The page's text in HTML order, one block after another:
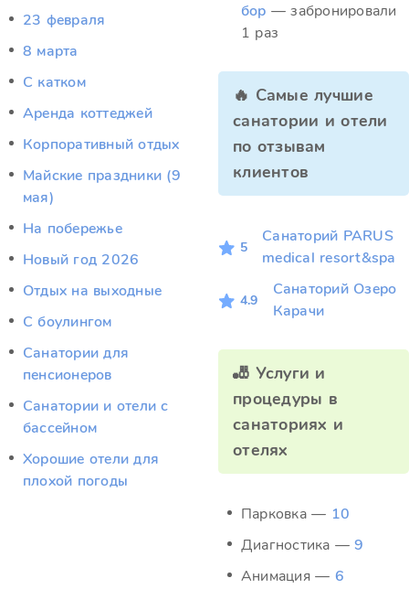
23 февраля
8 марта
C катком
Аренда коттеджей
Корпоративный отдых
Майские праздники (9
мая)
На побережье
Новый год 2026
Отдых на выходные
С боулингом
Санатории для
пенсионеров
Санатории и отели с
бассейном
Хорошие отели для
плохой погоды
бор — забронировали
1 раз
🔥 Самые лучшие
санатории и отели
по отзывам
клиентов
5
Санаторий PARUS
medical resort&spa
4.9
Санаторий Озеро
Карачи
🎳 Услуги и
процедуры в
санаториях и
отелях
Парковка — 10
Диагностика —9
Анимация — 6